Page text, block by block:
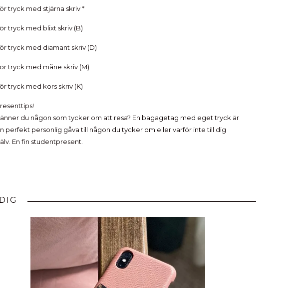
tryck med stjärna skriv *
tryck med blixt skriv (B)
tryck med diamant skriv (D)
tryck med måne skriv (M)
tryck med kors skriv (K)
du någon som tycker om att resa? En bagagetag med eget tryck är
perfekt personlig gåva till någon du tycker om eller varför inte till dig
En fin studentpresent.